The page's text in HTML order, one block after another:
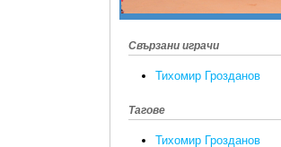
Свързани играчи
Тихомир Грозданов
Тагове
Тихомир Грозданов